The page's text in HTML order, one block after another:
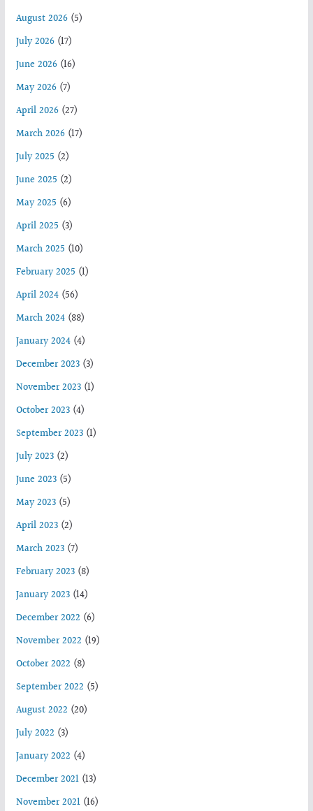
August 2026(5)
July 2026(17)
June 2026(16)
May 2026(7)
April 2026(27)
March 2026(17)
July 2025 (2)
June 2025 (2)
May 2025 (6)
April 2025 (3)
March 2025 (10)
February 2025 (1)
April 2024(56)
March 2024(88)
January 2024(4)
December 2023(3)
November 2023(1)
October 2023(4)
September 2023(1)
July 2023(2)
June 2023(5)
May 2023(5)
April 2023(2)
March 2023(7)
February 2023(8)
January 2023(14)
December 2022 (6)
November 2022 (19)
October 2022 (8)
September 2022 (5)
August 2022 (20)
July 2022 (3)
January 2022 (4)
December 2021(13)
November 2021(16)